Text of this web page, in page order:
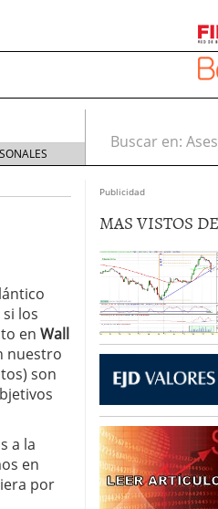
Buscar en:
los
en Wall
nuestro
son
a la
en
por
Publicidad
MAS VISTOS